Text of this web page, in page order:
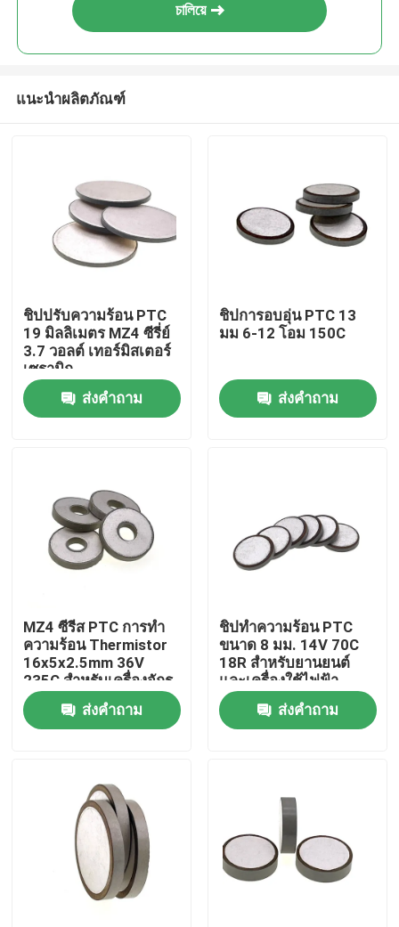
บ้าน
วิดีโอ
ทัวร์โรงงาน
การควบคุมคุณภาพ
চালিয়ে
แนะนำผลิตภัณฑ์
ชิปปรับความร้อน PTC
19 มิลลิเมตร MZ4 ซีรี่ย์
3.7 วอลต์ เทอร์มิสเตอร์
เซรามิก
ส่งคำถาม
ชิปการอบอุ่น PTC 13
มม 6-12 โอม 150C
ส่งคำถาม
MZ4 ซีรีส PTC การทํา
ความร้อน Thermistor
16x5x2.5mm 36V
235C สําหรับเครื่องจักร
ยานยนต์
ส่งคำถาม
ชิปทำความร้อน PTC
ขนาด 8 มม. 14V 70C
18R สำหรับยานยนต์
และเครื่องใช้ไฟฟ้า
ส่งคำถาม